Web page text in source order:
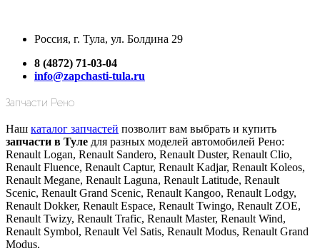
Россия, г. Тула, ул. Болдина 29
8 (4872) 71-03-04
info@zapchasti-tula.ru
Запчасти Рено
Наш каталог запчастей позволит вам выбрать и купить
запчасти в Туле для разных моделей автомобилей Рено:
Renault Logan, Renault Sandero, Renault Duster, Renault Clio,
Renault Fluence, Renault Captur, Renault Kadjar, Renault Koleos,
Renault Megane, Renault Laguna, Renault Latitude, Renault
Scenic, Renault Grand Scenic, Renault Kangoo, Renault Lodgy,
Renault Dokker, Renault Espace, Renault Twingo, Renault ZOE,
Renault Twizy, Renault Trafic, Renault Master, Renault Wind,
Renault Symbol, Renault Vel Satis, Renault Modus, Renault Grand
Modus.